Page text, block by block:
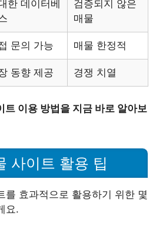
한 데이터베
검증되지 않은
매물
문의 가능 매물 한정적
동향 제공 경쟁 치열
트 이용 방법을 지금 바로 알아보
사이트 활용 팁
를 효과적으로 활용하기 위한 몇
요.